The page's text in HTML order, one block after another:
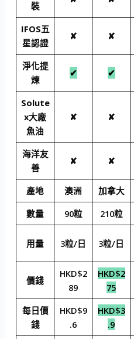
裝
IFOS五
星認證
✘ ✘
淨化提
煉
✔ ✔
Solute
x大廠
魚油
✘ ✘
海洋友
善
✘ ✘
產地 澳洲 加拿大
數量
90粒 210粒
用量 3粒/日 3粒/日
價錢
HKD$2
89
HKD$2
75
每日價
錢
HKD$9
.6
HKD$3
.9